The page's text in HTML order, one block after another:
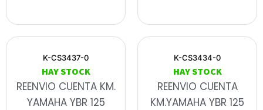
K-CS3437-0
HAY STOCK
REENVIO CUENTA KM.
YAMAHA YBR 125
K-CS3434-0
HAY STOCK
REENVIO CUENTA
KM.YAMAHA YBR 125